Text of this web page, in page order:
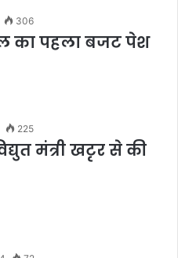
306
का पहला बजट पेश
225
मंत्री खटृर से की